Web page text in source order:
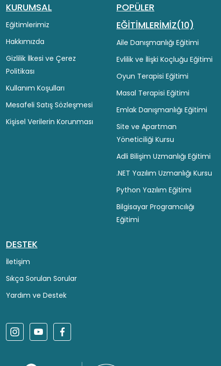
KURUMSAL
Eğitimlerimiz
Hakkımızda
Gizlilik İlkesi ve Çerez
Politikası
Kullanım Koşulları
Mesafeli Satış Sözleşmesi
Kişisel Verilerin Korunması
POPÜLER
EĞİTİMLERİMİZ(10)
Aile Danışmanlığı Eğitimi
Evlilik ve İlişki Koçluğu Eğitimi
Oyun Terapisi Eğitimi
Masal Terapisi Eğitimi
Emlak Danışmanlığı Eğitimi
Site ve Apartman
Yöneticiliği Kursu
Adli Bilişim Uzmanlığı Eğitimi
.NET Yazılım Uzmanlığı Kursu
Python Yazılım Eğitimi
Bilgisayar Programcılığı
Eğitimi
DESTEK
İletişim
Sıkça Sorulan Sorular
Yardım ve Destek